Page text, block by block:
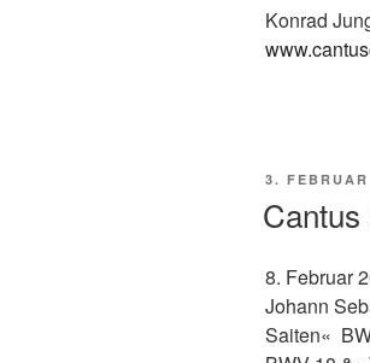
Konrad
3.
8. Februar
Johann
Saiten«